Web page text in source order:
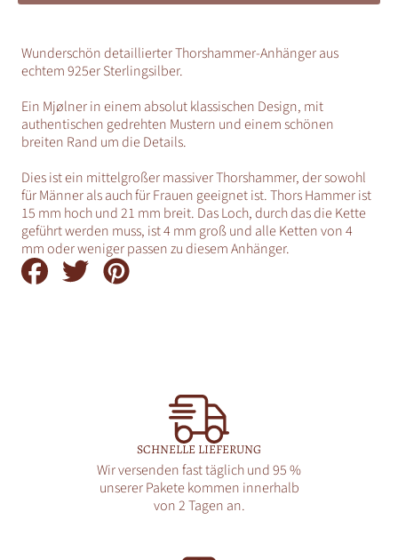
Wunderschön detaillierter Thorshammer-Anhänger aus
echtem 925er Sterlingsilber.
Ein Mjølner in einem absolut klassischen Design, mit
authentischen gedrehten Mustern und einem schönen
breiten Rand um die Details.
Dies ist ein mittelgroßer massiver Thorshammer, der sowohl
für Männer als auch für Frauen geeignet ist. Thors Hammer ist
15 mm hoch und 21 mm breit. Das Loch, durch das die Kette
geführt werden muss, ist 4 mm groß und alle Ketten von 4
mm oder weniger passen zu diesem Anhänger.
Auf
Facebook
Auf
Twitter
SCHNELLE LIEFERUNG
Wir versenden fast täglich und 95 %
unserer Pakete kommen innerhalb
von 2 Tagen an.